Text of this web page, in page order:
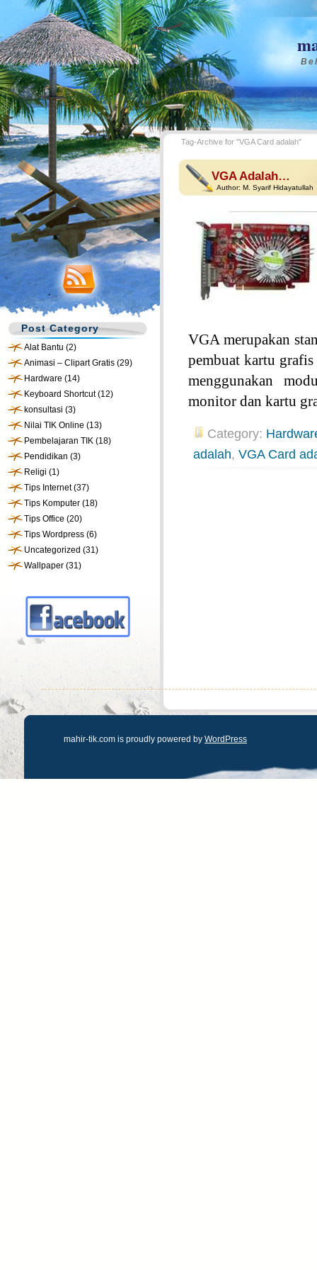
Post Category
Alat Bantu (2)
Animasi – Clipart Gratis (29)
Hardware (14)
Keyboard Shortcut(12)
konsultasi (3)
Nilai TIK Online (13)
Pembelajaran TIK (18)
Pendidikan (3)
Religi (1)
Tips Internet(37)
Tips Komputer (18)
Tips Office (20)
Tips Wordpress (6)
Uncategorized (31)
Wallpaper (31)
Tag-Archive for "VGA Card adalah"
VGA Adalah…
Author: M. Syarif Hidayatullah
VGA merupakan
pembuat kartu
menggunakan
monitor dan kartu
Category:
adalah, VGA Card
mahir-tik.com is proudly powered by WordPress